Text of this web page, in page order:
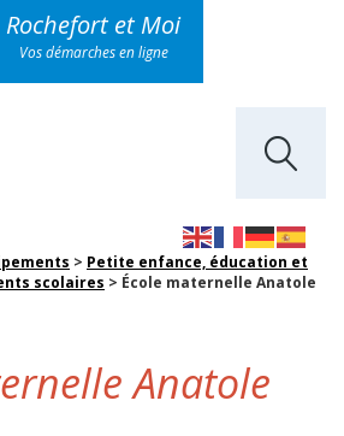
Rochefort et Moi
Vos démarches en ligne
> Petite enfance, éducation et
scolaires > École maternelle Anatole
Anatole